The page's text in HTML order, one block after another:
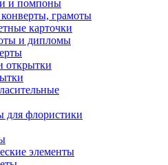
и помпоны
грамоты
карточки
и дипломы
открытки
для флористики
элементы